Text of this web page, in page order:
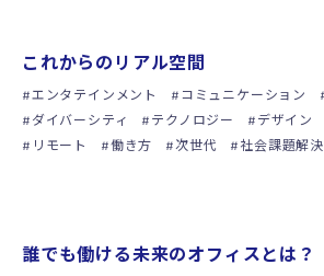
これからのリアル空間
エンタテインメント コミュニケーション
ダイバーシティ
テクノロジー デザイン
リモート
働き方 次世代 社会課題解決
誰でも働ける未来のオフィスとは？